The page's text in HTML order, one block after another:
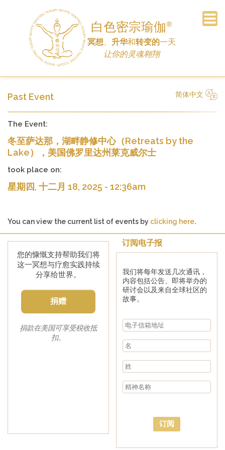
白色密宗瑜伽 ®
冥想 升华和转变的一天
让你的灵魂翱翔
主页
公告
车间
日程
联系
常见问题
历史
链接
订阅电子报
捐赠
Past Event
简体中文
The Event:
冬至萨达那，湖畔静修中心（Retreats by the
Lake），美国佛罗里达州莱克威尔士
took place on:
星期四, 十二月 18, 2025 - 12:36am
You can view the current list of events by clicking here.
您的慷慨支持帮助我们将
这一冥想与疗愈实践持续
分享给世界。
捐赠
捐款在美国可享受税收抵
扣。
订阅电子报
我们将每年发送几次通讯，
内容包括公告、即将举办的
研讨会以及来自全球社区的
故事。
订阅